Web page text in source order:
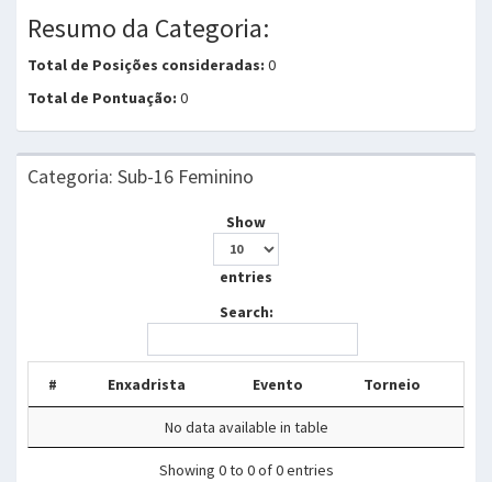
Resumo da Categoria:
Total de Posições consideradas: 0
Total de Pontuação: 0
Categoria: Sub-16 Feminino
Show
entries
Search:
# Enxadrista Evento Torneio
No data available in table
Showing 0 to 0 of 0 entries